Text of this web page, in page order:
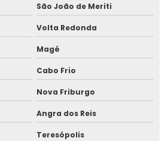
blindado
em ponte rolante
De Cargas Até 250 Toneladas
brasil
São João de Meriti
Volta Redonda
Magé
Cabo Frio
Nova Friburgo
Angra dos Reis
Teresópolis